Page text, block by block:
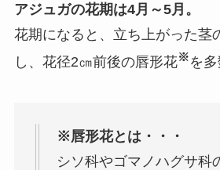
アジュガの花期は4月～5月。
花期になると、立ち上がった茎
し、花径2㎝前後の唇形花※を
※唇形花とは・・・
シソ科やゴマノハグサ科